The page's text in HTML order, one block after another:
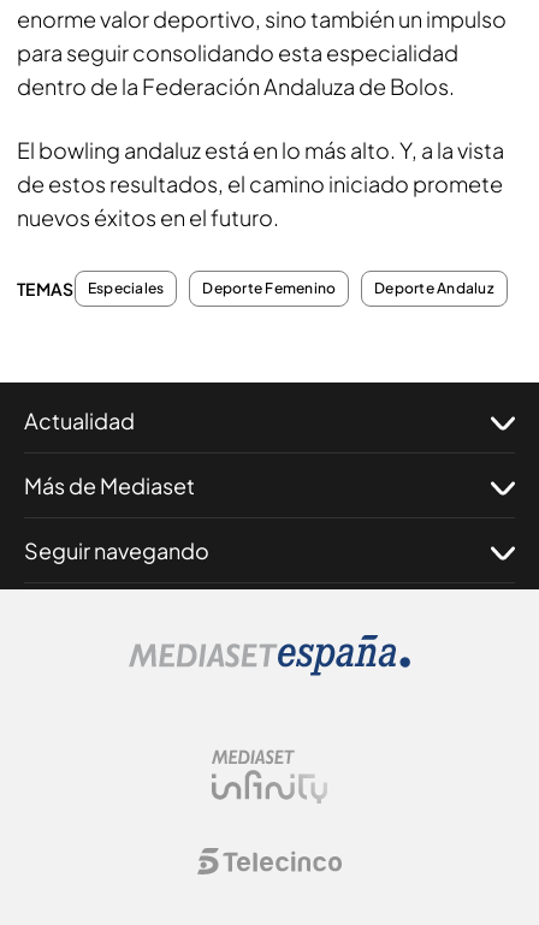
enorme valor deportivo, sino también un impulso
para seguir consolidando esta especialidad
dentro de la Federación Andaluza de Bolos.
El bowling andaluz está en lo más alto. Y, a la vista
de estos resultados, el camino iniciado promete
nuevos éxitos en el futuro.
TEMAS Especiales Deporte Femenino Deporte Andaluz
Actualidad
Más de Mediaset
Seguir navegando